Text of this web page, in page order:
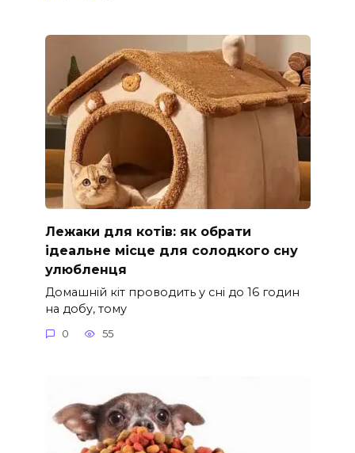
Лежаки для котів: як обрати
ідеальне місце для солодкого сну
улюбленця
Домашній кіт проводить у сні до 16 годин
на добу, тому
0 55